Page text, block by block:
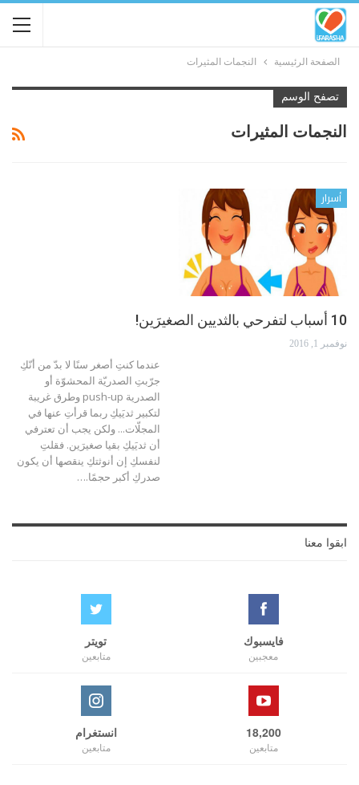
الصفحة الرئيسية النجمات المثيرات
تصفح الوسم
النجمات المثيرات
أسرار
10 أسباب لتفرحي بالثديين الصغيرَين!
نوفمبر 1, 2016
عندما كنتِ أصغر سنًا لا بدّ من أنّكِ
جرّبتِ الصدريّة المحشوّة أو
الصدرية push-up وطرق غريبة
لتكبير ثديَيكِ ربما قرأتِ عنها في
المجلّات... ولكن يجب أن تعترفي
أن ثديَيكِ بقيا صغيرَين. فقلتِ
لنفسكِ إن أنوثتكِ ينقصها أن يكون
صدركِ أكبر حجمًا.…
ابقوا معنا
فايسبوك
معجبين
تويتر
متابعين
18,200
متابعين
انستغرام
متابعين